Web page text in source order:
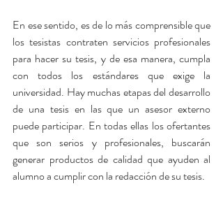
En ese sentido, es de lo más comprensible que
los tesistas contraten servicios profesionales
para hacer su tesis, y de esa manera, cumpla
con todos los estándares que exige la
universidad. Hay muchas etapas del desarrollo
de una tesis en las que un asesor externo
puede participar. En todas ellas los ofertantes
que son serios y profesionales, buscarán
generar productos de calidad que ayuden al
alumno a cumplir con la redacción de su tesis.